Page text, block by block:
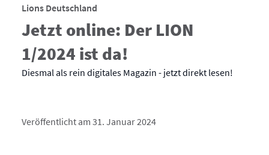
Lions Deutschland
Jetzt online: Der LION
1/2024 ist da!
Diesmal als rein digitales Magazin - jetzt direkt lesen!
Veröffentlicht am 31. Januar 2024